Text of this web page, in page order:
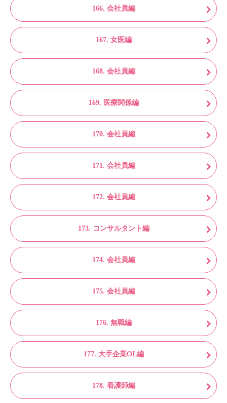
166. 会社員編
167. 女医編
168. 会社員編
169. 医療関係編
170. 会社員編
171. 会社員編
172. 会社員編
173. コンサルタント編
174. 会社員編
175. 会社員編
176. 無職編
177. 大手企業OL編
178. 看護師編